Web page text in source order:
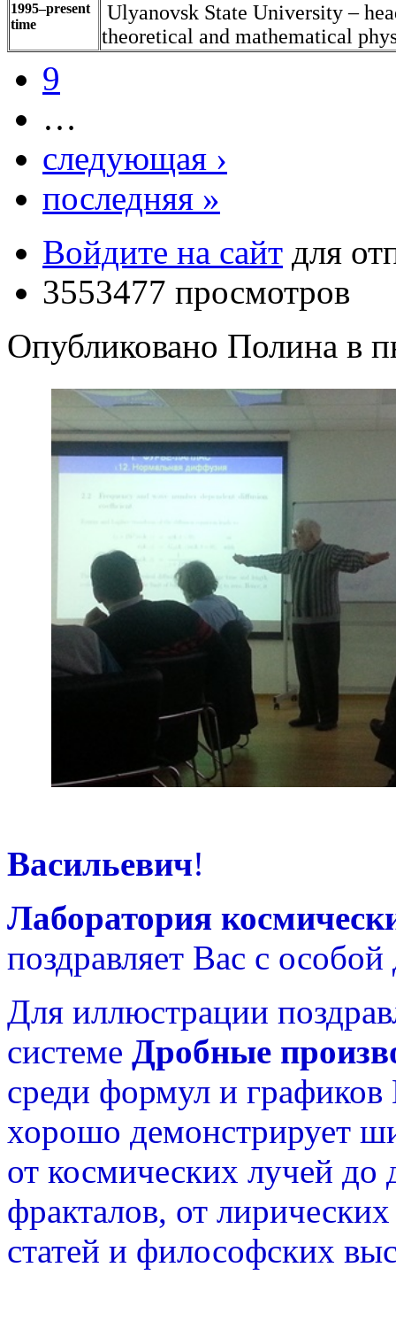
1995–present
time
Ulyanovsk State University –
theoretical and mathematical
9
…
следующая ›
последняя »
Войдите на сайт для
3553477 просмотров
Опубликовано Полина в
Васильевич!
Лаборатория
поздравляет Вас с
Для иллюстрации
системе Дробные
среди формул и
хорошо демонстрирует
от космических лучей
фракталов, от
статей и философских